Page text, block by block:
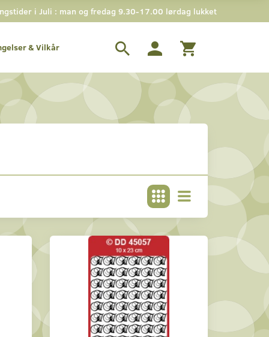
i Juli : man og fredag 9.30-17.00 lørdag lukket
& Vilkår